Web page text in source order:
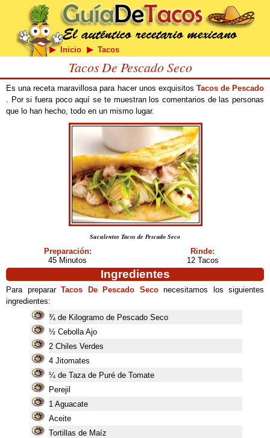
Inicio Tacos
Tacos De Pescado Seco
Es una receta maravillosa para hacer unos exquisitos Tacos de Pescado
. Por si fuera poco aquí se te muestran los comentarios de las personas
que lo han hecho, todo en un mismo lugar.
Suculentos Tacos de Pescado Seco
Preparación:
45 Minutos
Rinde:
12 Tacos
Ingredientes
Para preparar Tacos De Pescado Seconecesitamos los siguientes
ingredientes:
¾ de Kilogramo de Pescado Seco
½ Cebolla Ajo
2 Chiles Verdes
4 Jitomates
¼ de Taza de Puré de Tomate
Perejil
1 Aguacate
Aceite
Tortillas de Maíz